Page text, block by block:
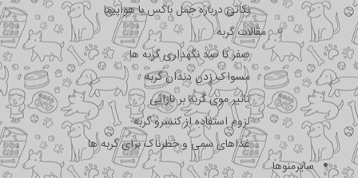
نکاتی درباره جمل باکس با هواپیما
مقالات گربه
صفر تا صد نگهداری گربه ها
مسواک زدن دندان گربه
تاثیر موی گربه بر نازایی
لزوم استفاده از کنسرو گربه
غذاهای سمی و خطرناک برای گربه ها
سایرمنوها